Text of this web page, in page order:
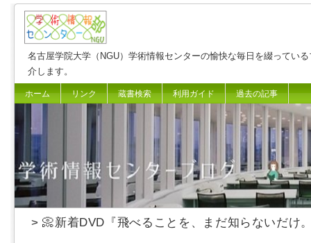
名古屋学院大学（NGU）学術情報センターの愉快な毎日を綴ってい
介します。
ホーム リンク 蔵書検索 利用ガイド 過去の記事
> 📀新着DVD『飛べることを、まだ知らないだけ